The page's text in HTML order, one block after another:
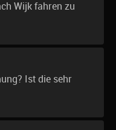
Wijk fahren zu
Ist die sehr